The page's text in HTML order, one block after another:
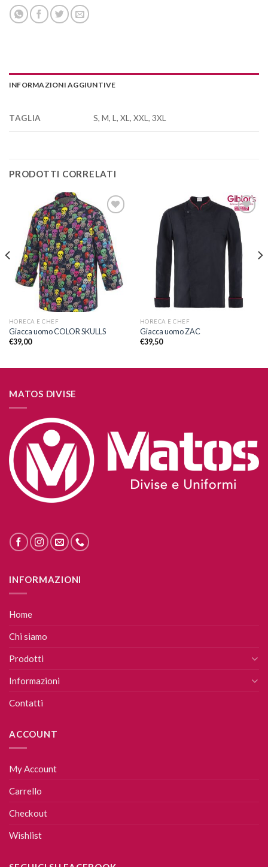
INFORMAZIONI AGGIUNTIVE
TAGLIA S, M, L, XL, XXL, 3XL
PRODOTTI CORRELATI
Aggiungi
alla lista
dei
desideri
HORECA E CHEF
Giacca uomo COLOR SKULLS
€39,00
Aggiungi
alla lista
dei
desideri
HORECA E CHEF
Giacca uomo ZAC
€39,50
MATOS DIVISE
INFORMAZIONI
Home
Chi siamo
Prodotti
Informazioni
Contatti
ACCOUNT
My Account
Carrello
Checkout
Wishlist